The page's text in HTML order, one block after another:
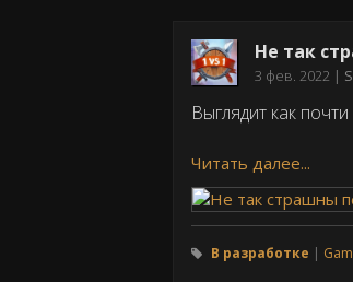
Не так
Дата
3 фев. 2022
Выглядит как
Читать далее...
В разработке